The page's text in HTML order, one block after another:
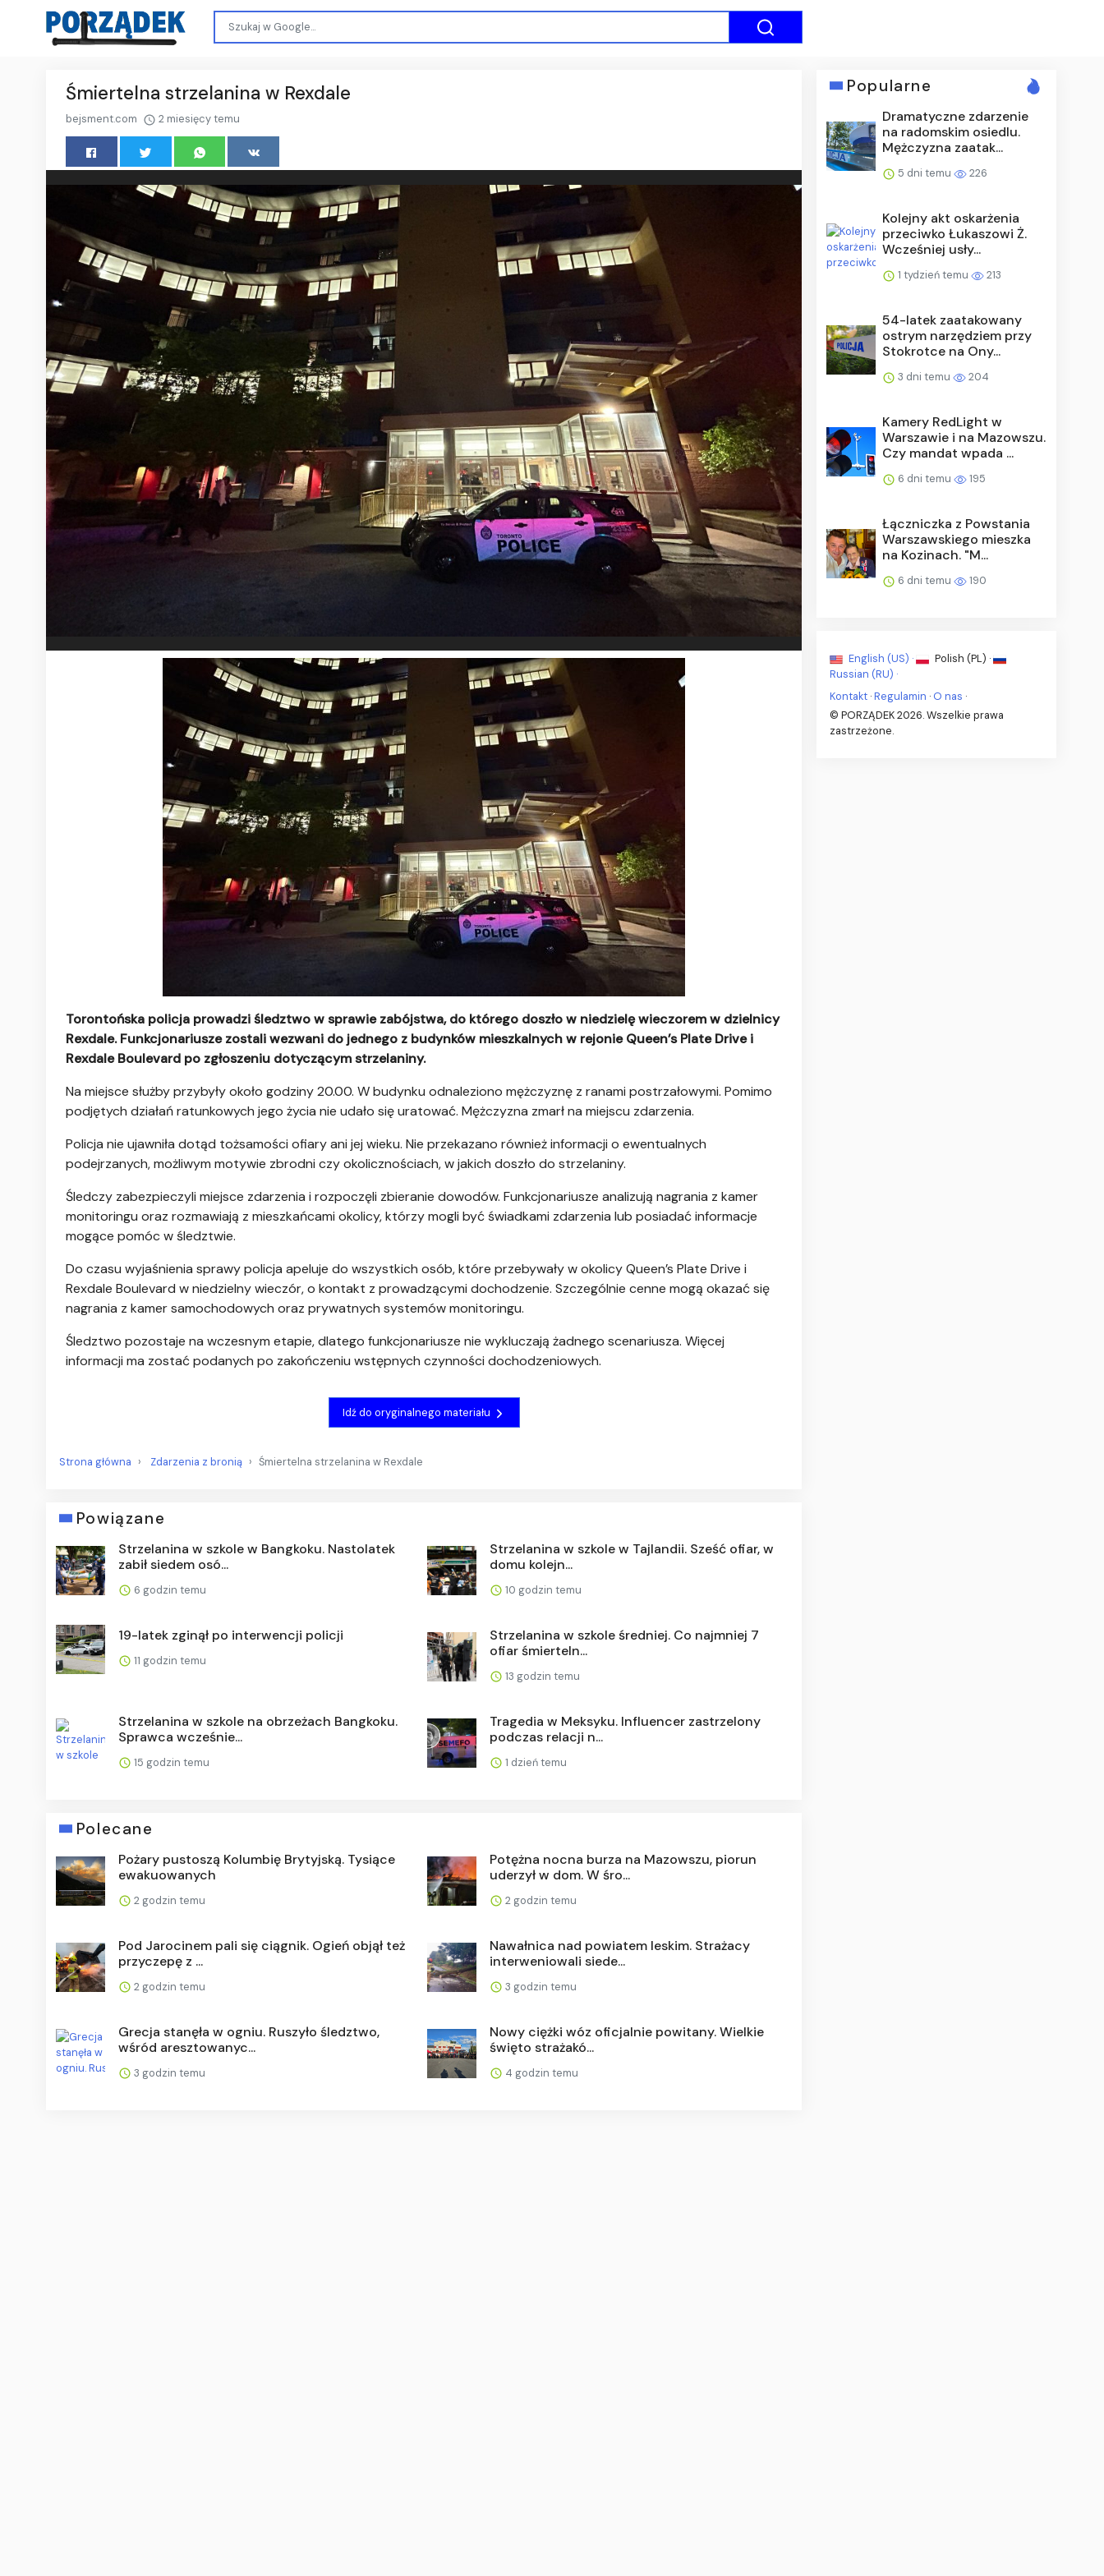
Śmiertelna strzelanina w Rexdale
bejsment.com 2 miesięcy temu
Torontońska policja prowadzi śledztwo w sprawie zabójstwa, do którego doszło w niedzielę wieczorem w dzielnicy
Rexdale. Funkcjonariusze zostali wezwani do jednego z budynków mieszkalnych w rejonie Queen’s Plate Drive i
Rexdale Boulevard po zgłoszeniu dotyczącym strzelaniny.
Na miejsce służby przybyły około godziny 20.00. W budynku odnaleziono mężczyznę z ranami postrzałowymi. Pomimo
podjętych działań ratunkowych jego życia nie udało się uratować. Mężczyzna zmarł na miejscu zdarzenia.
Policja nie ujawniła dotąd tożsamości ofiary ani jej wieku. Nie przekazano również informacji o ewentualnych
podejrzanych, możliwym motywie zbrodni czy okolicznościach, w jakich doszło do strzelaniny.
Śledczy zabezpieczyli miejsce zdarzenia i rozpoczęli zbieranie dowodów. Funkcjonariusze analizują nagrania z kamer
monitoringu oraz rozmawiają z mieszkańcami okolicy, którzy mogli być świadkami zdarzenia lub posiadać informacje
mogące pomóc w śledztwie.
Do czasu wyjaśnienia sprawy policja apeluje do wszystkich osób, które przebywały w okolicy Queen’s Plate Drive i
Rexdale Boulevard w niedzielny wieczór, o kontakt z prowadzącymi dochodzenie. Szczególnie cenne mogą okazać się
nagrania z kamer samochodowych oraz prywatnych systemów monitoringu.
Śledztwo pozostaje na wczesnym etapie, dlatego funkcjonariusze nie wykluczają żadnego scenariusza. Więcej
informacji ma zostać podanych po zakończeniu wstępnych czynności dochodzeniowych.
Idź do oryginalnego materiału
Strona główna Zdarzenia z bronią Śmiertelna strzelanina w Rexdale
Powiązane
Strzelanina w szkole w Bangkoku. Nastolatek
zabił siedem osó...
6 godzin temu
Strzelanina w szkole w Tajlandii. Sześć ofiar, w
domu kolejn...
10 godzin temu
19-latek zginął po interwencji policji
11 godzin temu
Strzelanina w szkole średniej. Co najmniej 7
ofiar śmierteln...
13 godzin temu
Strzelanina w szkole na obrzeżach Bangkoku.
Sprawca wcześnie...
15 godzin temu
Tragedia w Meksyku. Influencer zastrzelony
podczas relacji n...
1 dzień temu
Polecane
Pożary pustoszą Kolumbię Brytyjską. Tysiące
ewakuowanych
2 godzin temu
Potężna nocna burza na Mazowszu, piorun
uderzył w dom. W śro...
2 godzin temu
Pod Jarocinem pali się ciągnik. Ogień objął też
przyczepę z ...
2 godzin temu
Nawałnica nad powiatem leskim. Strażacy
interweniowali siede...
3 godzin temu
Grecja stanęła w ogniu. Ruszyło śledztwo,
wśród aresztowanyc...
3 godzin temu
Nowy ciężki wóz oficjalnie powitany. Wielkie
święto strażakó...
4 godzin temu
Popularne
Dramatyczne zdarzenie
na radomskim osiedlu.
Mężczyzna zaatak...
5 dni temu 226
Kolejny akt oskarżenia
przeciwko Łukaszowi Ż.
Wcześniej usły...
1 tydzień temu 213
54-latek zaatakowany
ostrym narzędziem przy
Stokrotce na Ony...
3 dni temu 204
Kamery RedLight w
Warszawie i na Mazowszu.
Czy mandat wpada ...
6 dni temu 195
Łączniczka z Powstania
Warszawskiego mieszka
na Kozinach. "M...
6 dni temu 190
English (US) ·
Polish (PL) ·
Russian (RU) ·
Kontakt ·Regulamin · O nas ·
© PORZĄDEK 2026. Wszelkie prawa
zastrzeżone.